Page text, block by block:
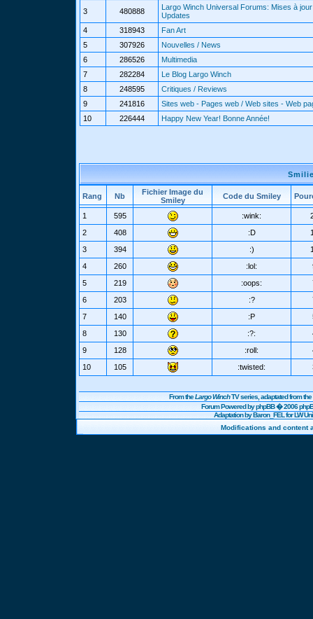
3 480888
Largo Winch Universal Forums: Mises à
Updates
4
318943
Fan Art
5
307926
Nouvelles / News
6
286526
Multimedia
7
282284
Le Blog Largo Winch
8
248595
Critiques / Reviews
9
241816
Sites web - Pages web / Web sites - Web
10
226444 Happy New Year! Bonne Année!
Rang Nb
Fichier Image du
Smiley
Code du Smiley
1 595 :wink:
2
408 :D
3
394 :)
4
260 :lol:
5
219 :oops:
6
203 :?
7
140 :P
8
130 :?:
9
128 :roll:
10
105 :twisted:
From theLargo WinchTV series, adaptated from
Forum Powered byphpBB� 2006
Adaptation by Baron_FEL for LW
Modifications and content